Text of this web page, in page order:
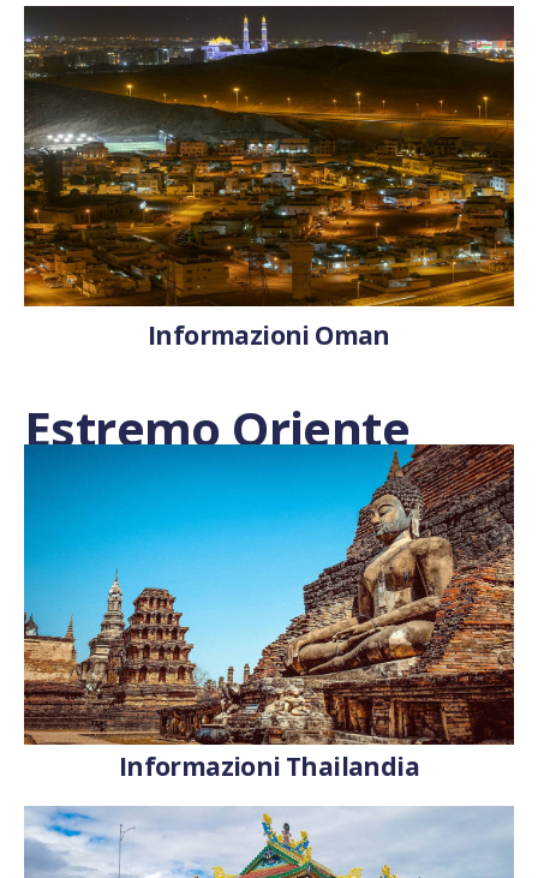
Informazioni Oman
Estremo Oriente
Informazioni Thailandia